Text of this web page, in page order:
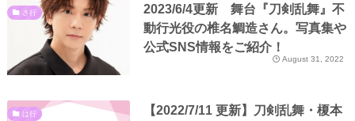
さ行
2023/6/4更新 舞台『刀剣乱舞』不
動行光役の椎名鯛造さん。写真集や
公式SNS情報をご紹介！
August 31, 2022
は行
【2022/7/11 更新】刀剣乱舞・榎本